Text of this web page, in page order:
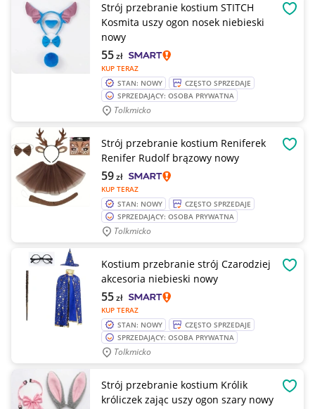
Strój przebranie kostium STITCH
Kosmita uszy ogon nosek niebieski
nowy
KUP TERAZ
55zł
STAN: NOWY
CZĘSTO SPRZEDAJE
SPRZEDAJĄCY: OSOBA PRYWATNA
Tolkmicko
Strój przebranie kostium Reniferek
Renifer Rudolf brązowy nowy
KUP TERAZ
59zł
STAN: NOWY
CZĘSTO SPRZEDAJE
SPRZEDAJĄCY: OSOBA PRYWATNA
Tolkmicko
Kostium przebranie strój Czarodziej
akcesoria niebieski nowy
KUP TERAZ
55zł
STAN: NOWY
CZĘSTO SPRZEDAJE
SPRZEDAJĄCY: OSOBA PRYWATNA
Tolkmicko
Strój przebranie kostium Królik
króliczek zając uszy ogon szary nowy